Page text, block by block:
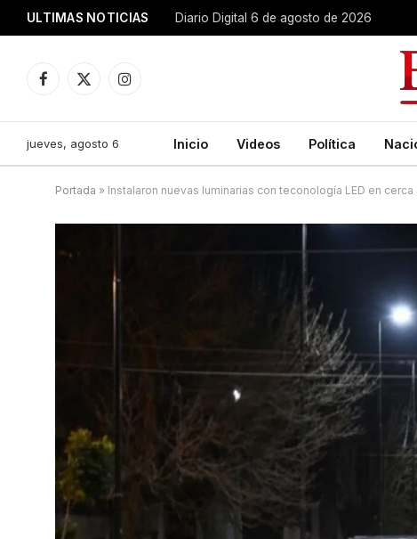
ULTIMAS NOTICIAS Diario Digital 6 de agosto de 2026
Facebook
X
Instagram
jueves, agosto 6 Inicio Videos Política
Portada » Instalaron nuevas luminarias con teconología LED en